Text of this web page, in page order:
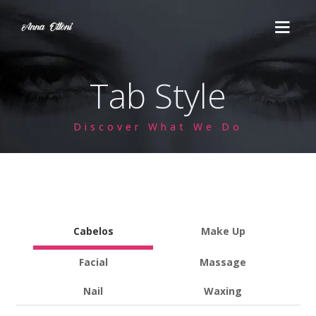
HOME
Penteado
Maquiagem
CURSOS
FALE CONOSCO
Tab Style
Discover What We Do
Cabelos Make Up
Facial Massage
Nail Waxing